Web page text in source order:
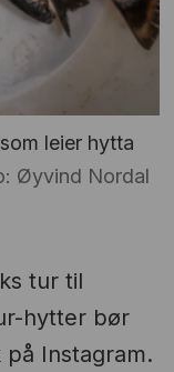
leier hytta
Øyvind Nordal
tur til
hytter bør
på Instagram.